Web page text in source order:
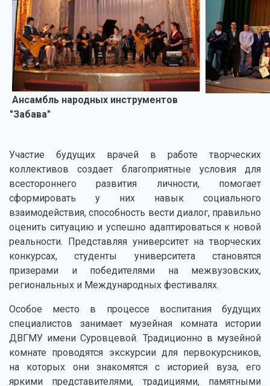
Ансамбль народных инструментов
"Забава"
Участие будущих врачей в работе творческих
коллективов создает благоприятные условия для
всестороннего развития личности, помогает
сформировать у них навык социального
взаимодействия, способность вести диалог, правильно
оценить ситуацию и успешно адаптироваться к новой
реальности. Представляя университет на творческих
конкурсах, студенты университета становятся
призерами и победителями на межвузовских,
региональных и Международных фестивалях.
Особое место в процессе воспитания будущих
специалистов занимает музейная комната истории
ДВГМУ имени Суровцевой. Традиционно в музейной
комнате проводятся экскурсии для первокурсников,
на которых они знакомятся с историей вуза, его
яркими представителями, традициями, памятными